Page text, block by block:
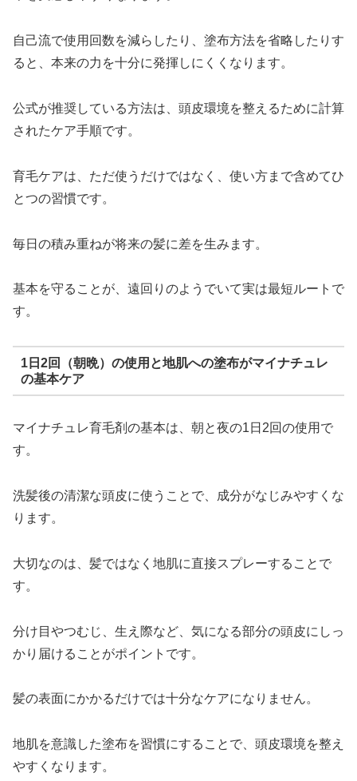
自己流で使用回数を減らしたり、塗布方法を省略したりす
ると、本来の力を十分に発揮しにくくなります。
公式が推奨している方法は、頭皮環境を整えるために計算
されたケア手順です。
育毛ケアは、ただ使うだけではなく、使い方まで含めてひ
とつの習慣です。
毎日の積み重ねが将来の髪に差を生みます。
基本を守ることが、遠回りのようでいて実は最短ルートで
す。
1日2回（朝晩）の使用と地肌への塗布がマイナチュレ
の基本ケア
マイナチュレ育毛剤の基本は、朝と夜の1日2回の使用で
す。
洗髪後の清潔な頭皮に使うことで、成分がなじみやすくな
ります。
大切なのは、髪ではなく地肌に直接スプレーすることで
す。
分け目やつむじ、生え際など、気になる部分の頭皮にしっ
かり届けることがポイントです。
髪の表面にかかるだけでは十分なケアになりません。
地肌を意識した塗布を習慣にすることで、頭皮環境を整え
やすくなります。